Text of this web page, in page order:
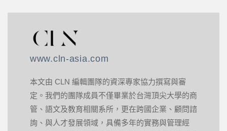
www.cln-asia.com
本文由 CLN 編輯團隊的資深專家協力撰寫與審
定。我們的團隊成員不僅畢業於台灣頂尖大學的商
管、語文及教育相關系所，更在跨國企業、顧問諮
詢、與人才發展領域，具備多年的實務與管理經